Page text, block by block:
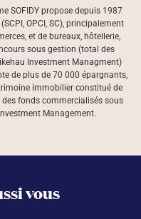
SOFIDY propose depuis 1987
OPCI, SC), principalement
et de bureaux, hôtellerie,
sous gestion (total des
Investment Managment)
de plus de 70 000 épargnants,
immobilier constitué de
fonds commercialisés sous
Management.
vous